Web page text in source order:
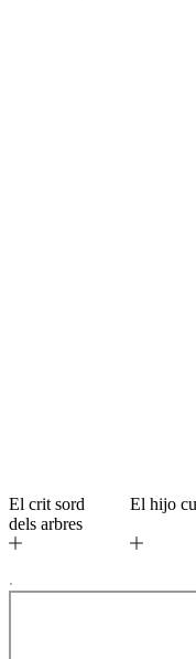
El crit sord
dels arbres
El hijo